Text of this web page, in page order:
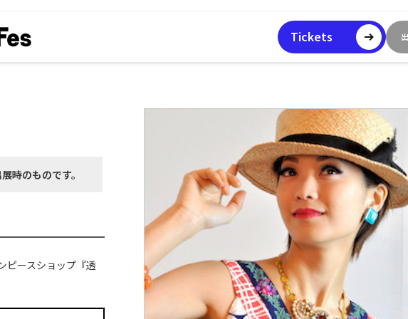
Tickets
時のものです。
ピースショップ『透